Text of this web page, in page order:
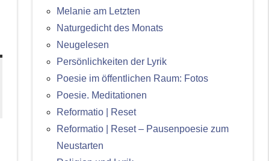
Melanie am Letzten
Naturgedicht des Monats
Neugelesen
Persönlichkeiten der Lyrik
Poesie im öffentlichen Raum: Fotos
Poesie. Meditationen
Reformatio | Reset
Reformatio | Reset – Pausenpoesie zum
Neustarten